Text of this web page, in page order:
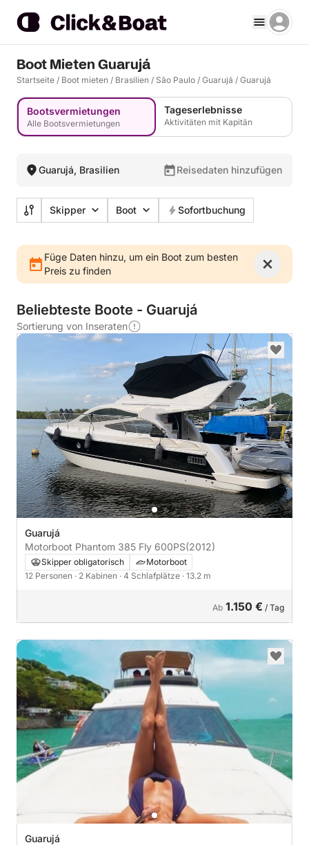
Boot Mieten Guarujá
Startseite / Boot mieten / Brasilien / São Paulo / Guarujá / Guarujá
Bootsvermietungen
Alle Bootsvermietungen
Tageserlebnisse
Aktivitäten mit Kapitän
Guarujá, Brasilien Reisedaten hinzufügen
Skipper Boot Sofortbuchung
Füge Daten hinzu, um ein Boot zum besten
Preis zu finden
Beliebteste Boote - Guarujá
Sortierung von Inseraten
Guarujá
Motorboot Phantom 385 Fly 600PS(2012)
Skipper obligatorisch
Motorboot
12 Personen · 2 Kabinen · 4 Schlafplätze · 13.2 m
Ab 1.150 € / Tag
Guarujá